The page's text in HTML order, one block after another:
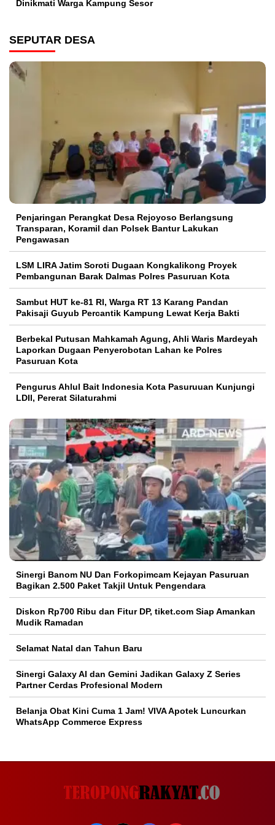
Dinikmati Warga Kampung Sesor
SEPUTAR DESA
Penjaringan Perangkat Desa Rejoyoso Berlangsung
Transparan, Koramil dan Polsek Bantur Lakukan
Pengawasan
LSM LIRA Jatim Soroti Dugaan Kongkalikong Proyek
Pembangunan Barak Dalmas Polres Pasuruan Kota
Sambut HUT ke-81 RI, Warga RT 13 Karang Pandan
Pakisaji Guyub Percantik Kampung Lewat Kerja Bakti
Berbekal Putusan Mahkamah Agung, Ahli Waris Mardeyah
Laporkan Dugaan Penyerobotan Lahan ke Polres
Pasuruan Kota
Pengurus Ahlul Bait Indonesia Kota Pasuruuan Kunjungi
LDII, Pererat Silaturahmi
Sinergi Banom NU Dan Forkopimcam Kejayan Pasuruan
Bagikan 2.500 Paket Takjil Untuk Pengendara
Diskon Rp700 Ribu dan Fitur DP, tiket.com Siap Amankan
Mudik Ramadan
Selamat Natal dan Tahun Baru
Sinergi Galaxy AI dan Gemini Jadikan Galaxy Z Series
Partner Cerdas Profesional Modern
Belanja Obat Kini Cuma 1 Jam! VIVA Apotek Luncurkan
WhatsApp Commerce Express